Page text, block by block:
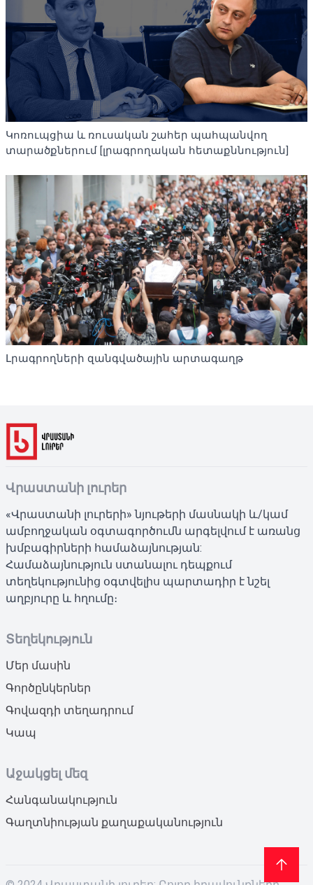
Կոռուպցիա և ռուսական շահեր պահպանվող
տարածքներում [լրագրողական հետաքննություն]
Լրագրողների զանգվածային արտագաղթ
Վրաստանի լուրեր
«Վրաստանի լուրերի» նյութերի մասնակի և/կամ
ամբողջական օգտագործումն արգելվում է առանց
խմբագիրների համաձայնության:
Համաձայնություն ստանալու դեպքում
տեղեկությունից օգտվելիս պարտադիր է նշել
աղբյուրը և հղումը։
Տեղեկություն
Մեր մասին
Գործընկերներ
Գովազդի տեղադրում
Կապ
Աջակցել մեզ
Հանգանակություն
Գաղտնիության քաղաքականություն